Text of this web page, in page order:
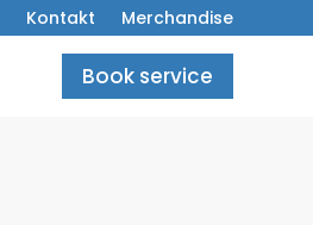
Kontakt Merchandise
Book service